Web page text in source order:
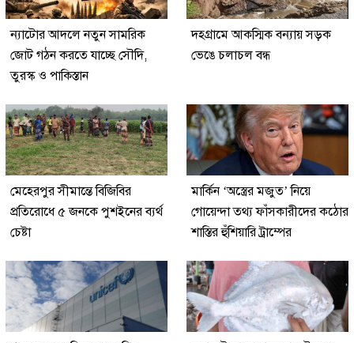
ন্যাটোর আদলে নতুন সামরিক
জোট গঠন করতে যাচ্ছে সৌদি,
তুরস্ক ও পাকিস্তান
দহগ্রামে আকস্মিক বন্যায় সড়ক
ভেঙে চলাচল বন্ধ
মেহেরপুর সীমান্তে বিজিবির
প্রতিরোধে ৫ জনকে পুশইনের ব্যর্থ
চেষ্টা
মার্কিন ‘অস্ত্রের মজুত’ নিয়ে
গোয়েন্দা তথ্য ফাঁসকারীদের কঠোর
শাস্তির হুঁশিয়ারি ট্রাম্পের